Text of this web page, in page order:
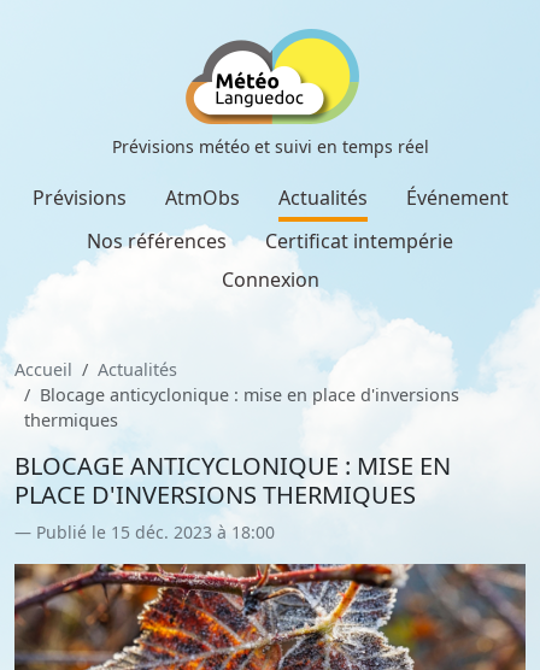
Prévisions météo et suivi en temps réel
Prévisions AtmObs Actualités
Événement
Nos références
Certificat intempérie
Connexion
Accueil
Actualités
Blocage anticyclonique : mise en place d'inversions
thermiques
BLOCAGE ANTICYCLONIQUE : MISE EN
PLACE D'INVERSIONS THERMIQUES
Publié le 15 déc. 2023 à 18:00